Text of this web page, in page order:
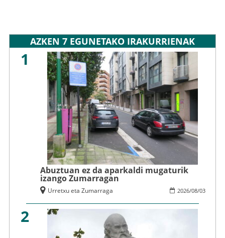
AZKEN 7 EGUNETAKO IRAKURRIENAK
1
Abuztuan ez da aparkaldi mugaturik
izango Zumarragan
2026/08/03
Urretxu eta Zumarraga
2